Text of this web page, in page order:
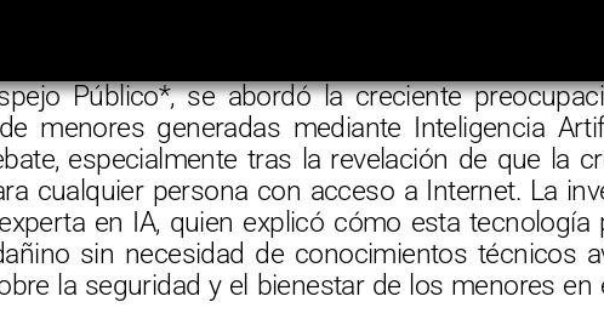
Público*, se abordó la creciente
menores generadas mediante Inteligencia
especialmente tras la revelación de que la
cualquier persona con acceso a Internet. La
en IA, quien explicó cómo esta tecnología
sin necesidad de conocimientos técnicos
la seguridad y el bienestar de los menores en